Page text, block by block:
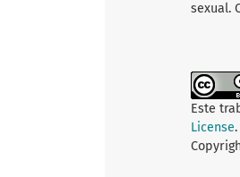
sexual.
Este
License.